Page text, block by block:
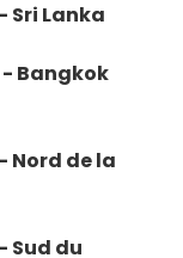
Sri Lanka
Bangkok
Nord de la
Sud du